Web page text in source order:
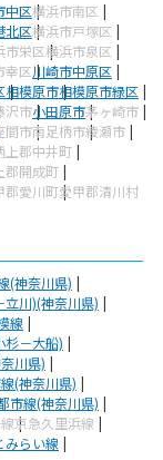
中区横浜市南区
北区横浜市戸塚区
市栄区横浜市泉区
幸区川崎市中原区
相模原市相模原市緑区
沢市小田原市茅ヶ崎市
間市南足柄市綾瀬市
上郡中井町
郡開成町
郡愛川町愛甲郡清川村
(神奈川県)
立川)(神奈川県)
線
杉－大船)
川県)
(神奈川県)
市線(神奈川県)
京急久里浜線
みらい線